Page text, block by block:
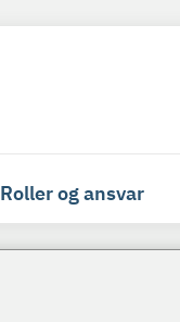
Roller og ansvar